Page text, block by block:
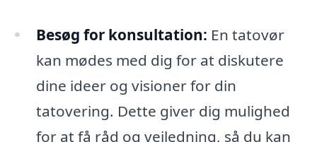
Besøg for konsultation: En tatovør
kan mødes med dig for at diskutere
dine ideer og visioner for din
tatovering. Dette giver dig mulighed
for at få råd og vejledning, så du kan